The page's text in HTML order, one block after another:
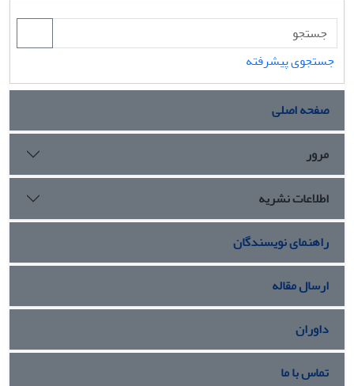
جستجوی پیشرفته
صفحه اصلی
مرور
اطلاعات نشریه
راهنمای نویسندگان
ارسال مقاله
داوران
تماس با ما